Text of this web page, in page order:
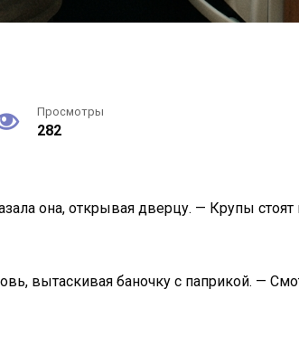
Просмотры
282
она, открывая дверцу. — Крупы
вытаскивая баночку с паприкой. —